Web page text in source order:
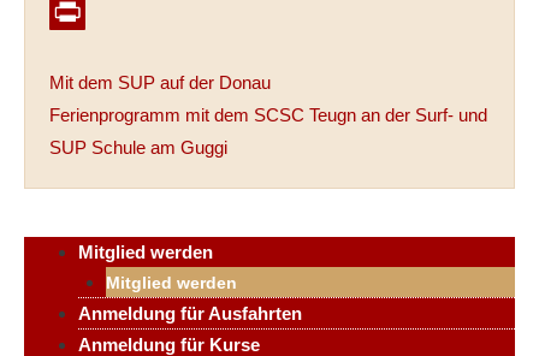
b
o
k
e
r
d
i
t
h
t
s
A
p
E
a
i
l
r
i
n
t
Mit dem SUP auf der Donau
Ferienprogramm mit dem SCSC Teugn an der Surf- und
SUP Schule am Guggi
Mitglied werden
Mitglied werden
Anmeldung für Ausfahrten
Anmeldung für Kurse